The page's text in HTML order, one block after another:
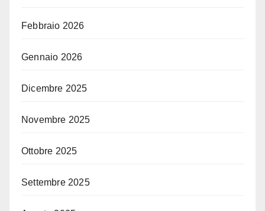
Febbraio 2026
Gennaio 2026
Dicembre 2025
Novembre 2025
Ottobre 2025
Settembre 2025